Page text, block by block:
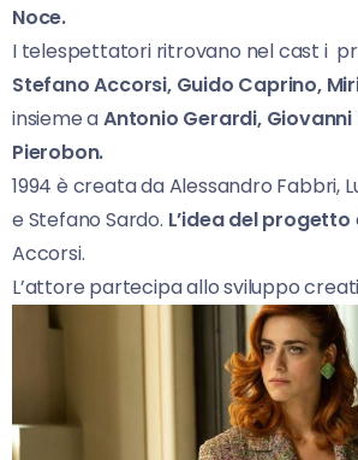
Noce.
I telespettatori ritrovano nel cast i
Stefano Accorsi, Guido Caprino,
insieme aAntonio Gerardi, Giovanni
Pierobon.
1994 è creata da Alessandro Fabbri,
e Stefano Sardo. L’idea del progetto
Accorsi.
L’attore partecipa allo sviluppo